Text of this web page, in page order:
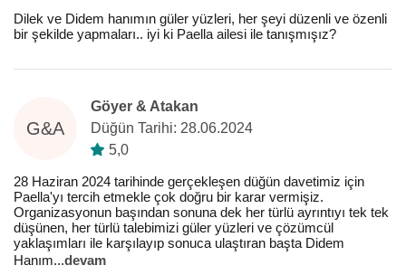
Dilek ve Didem hanımın güler yüzleri, her şeyi düzenli ve özenli
bir şekilde yapmaları.. iyi ki Paella ailesi ile tanışmışız?
G&A
Göyer & Atakan
Düğün Tarihi: 28.06.2024
5,0
28 Haziran 2024 tarihinde gerçekleşen düğün davetimiz için
Paella'yı tercih etmekle çok doğru bir karar vermişiz.
Organizasyonun başından sonuna dek her türlü ayrıntıyı tek tek
düşünen, her türlü talebimizi güler yüzleri ve çözümcül
yaklaşımları ile karşılayıp sonuca ulaştıran başta Didem
Hanım...devam